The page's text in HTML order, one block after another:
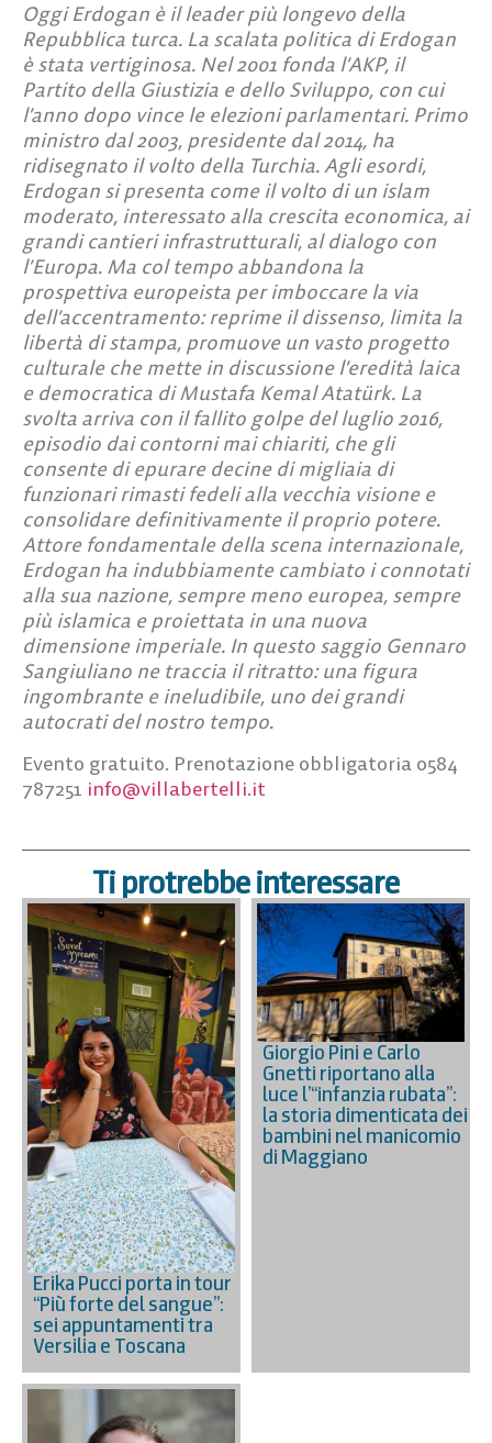
Oggi Erdogan è il leader più longevo della
Repubblica turca. La scalata politica di Erdogan
è stata vertiginosa. Nel 2001 fonda l’AKP, il
Partito della Giustizia e dello Sviluppo, con cui
l’anno dopo vince le elezioni parlamentari. Primo
ministro dal 2003, presidente dal 2014, ha
ridisegnato il volto della Turchia. Agli esordi,
Erdogan si presenta come il volto di un islam
moderato, interessato alla crescita economica, ai
grandi cantieri infrastrutturali, al dialogo con
l’Europa. Ma col tempo abbandona la
prospettiva europeista per imboccare la via
dell’accentramento: reprime il dissenso, limita la
libertà di stampa, promuove un vasto progetto
culturale che mette in discussione l’eredità laica
e democratica di Mustafa Kemal Atatürk. La
svolta arriva con il fallito golpe del luglio 2016,
episodio dai contorni mai chiariti, che gli
consente di epurare decine di migliaia di
funzionari rimasti fedeli alla vecchia visione e
consolidare definitivamente il proprio potere.
Attore fondamentale della scena internazionale,
Erdogan ha indubbiamente cambiato i connotati
alla sua nazione, sempre meno europea, sempre
più islamica e proiettata in una nuova
dimensione imperiale. In questo saggio Gennaro
Sangiuliano ne traccia il ritratto: una figura
ingombrante e ineludibile, uno dei grandi
autocrati del nostro tempo.
Evento gratuito. Prenotazione obbligatoria 0584
787251 info@villabertelli.it
Ti protrebbe interessare
Erika Pucci porta in tour
“Più forte del sangue”:
sei appuntamenti tra
Versilia e Toscana
Giorgio Pini e Carlo
Gnetti riportano alla
luce l’“infanzia rubata”:
la storia dimenticata dei
bambini nel manicomio
di Maggiano